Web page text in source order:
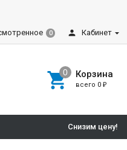
0 Кабинет
Корзина
всего 0 ₽
Снизим цену!